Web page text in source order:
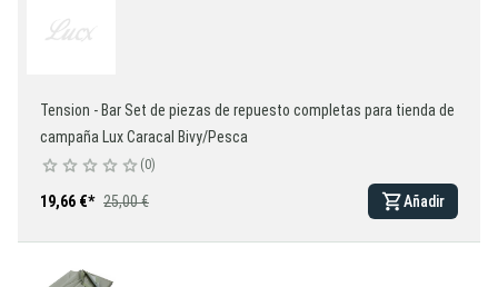
Tension - Bar Set de piezas de repuesto completas para tienda de
campaña Lux Caracal Bivy/Pesca
0
19,66 €* 25,00 € Añadir